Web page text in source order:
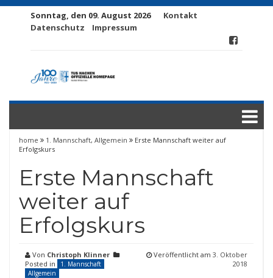
Sonntag, den 09. August 2026
Kontakt
Datenschutz
Impressum
home 1. Mannschaft, Allgemein
Erste Mannschaft weiter auf
Erfolgskurs
Erste Mannschaft
weiter auf
Erfolgskurs
Von Christoph Klinner
Posted in
1. Mannschaft
Allgemein
Veröffentlicht am 3. Oktober
2018